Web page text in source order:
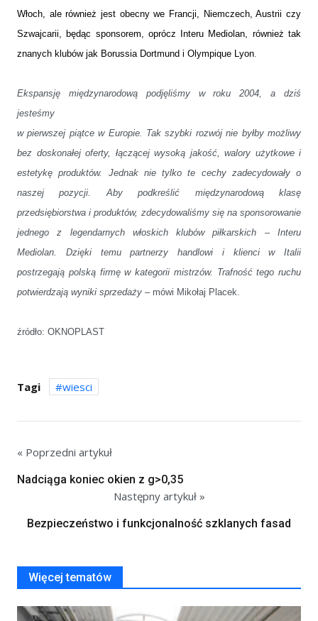
Włoch, ale również jest obecny we Francji, Niemczech, Austrii czy
Szwajcarii, będąc sponsorem, oprócz Interu Mediolan, również tak
znanych klubów jak Borussia Dortmund i Olympique Lyon
Ekspansję międzynarodową podjęliśmy w roku 2004, a dziś
jesteśmy
w pierwszej piątce w Europie. Tak szybki rozwój nie byłby możliwy
bez doskonałej oferty, łączącej wysoką jakość, walory użytkowe i
estetykę produktów. Jednak nie tylko te cechy zadecydowały o
naszej pozycji. Aby podkreślić międzynarodową klasę
przedsiębiorstwa i produktów, zdecydowaliśmy się na sponsorowanie
jednego z legendarnych włoskich klubów piłkarskich – Interu
Mediolan. Dzięki temu partnerzy handlowi i klienci w Italii
postrzegają polską firmę w kategorii mistrzów. Trafność tego ruchu
potwierdzają wyniki sprzedaży – mówi Mikołaj Placek.
źródło: OKNOPLAST
Tagi wiesci
« Poprzedni artykuł
Nadciąga koniec okien z g>0,35
Następny artykuł »
Bezpieczeństwo i funkcjonalność szklanych fasad
Więcej tematów